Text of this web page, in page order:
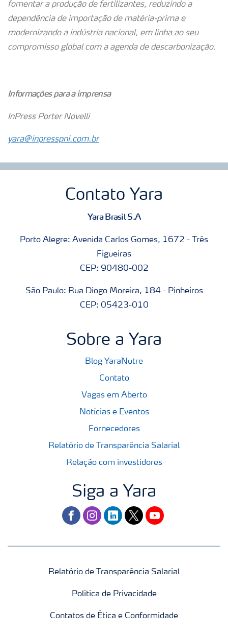
fomentar a produção de fertilizantes, reduzindo a
dependência de importação de matéria-prima e
modernizando a indústria nacional, em linha ao seu
compromisso global com a agenda de descarbonização.
Informações para a imprensa
InPress Porter Novelli
yara@inpresspni.com.br
Contato Yara
Yara Brasil S.A
Porto Alegre: Avenida Carlos Gomes, 1672 - Três
Figueiras
CEP: 90480-002
São Paulo: Rua Diogo Moreira, 184 - Pinheiros
CEP: 05423-010
Sobre a Yara
Blog YaraNutre
Contato
Vagas em Aberto
Notícias e Eventos
Fornecedores
Relatório de Transparência Salarial
Relação com investidores
Siga a Yara
facebookinstagram
linkedintwitteryoutube
Relatório de Transparência Salarial
Politica de Privacidade
Contatos de Ética e Conformidade